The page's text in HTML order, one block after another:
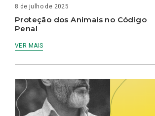
8 de julho de 2025
Proteção dos Animais no Código
Penal
VER MAIS